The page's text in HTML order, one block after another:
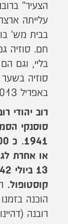
הצעיר"
בבית מש'
חם. סוזיה
בליי, וגם
באפריל 2013).
או אחרת
קוסטופול.
הוכנה
רובנה